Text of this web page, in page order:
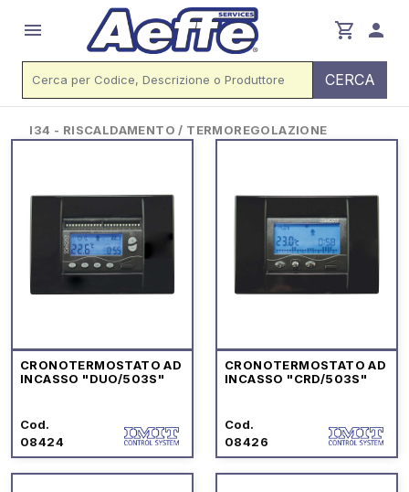
menu shopping_cart person
CERCA
I34 - RISCALDAMENTO / TERMOREGOLAZIONE
CRONOTERMOSTATO AD
INCASSO "DUO/503S"
Cod.
08424
CRONOTERMOSTATO AD
INCASSO "CRD/503S"
Cod.
08426